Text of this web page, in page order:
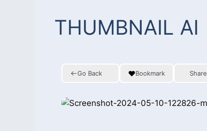
THUMBNAIL AI
Go Back Bookmark Share